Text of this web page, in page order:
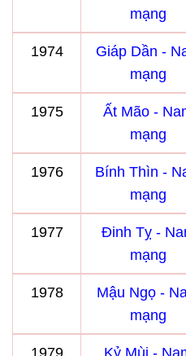
mạng
1974
Giáp Dần -
mạng
1975
Ất Mão -
mạng
1976
Bính Thìn -
mạng
1977
Đinh Tỵ -
mạng
1978
Mậu Ngọ -
mạng
1979
Kỷ Mùi -